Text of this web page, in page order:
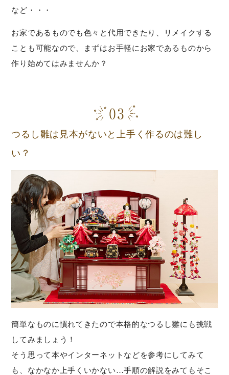
など・・・
お家であるものでも色々と代用できたり、リメイクする
ことも可能なので、まずはお手軽にお家であるものから
作り始めてはみませんか？
つるし雛は見本がないと上手く作るのは難し
い？
簡単なものに慣れてきたので本格的なつるし雛にも挑戦
してみましょう！
そう思って本やインターネットなどを参考にしてみて
も、なかなか上手くいかない…手順の解説をみてもそこ